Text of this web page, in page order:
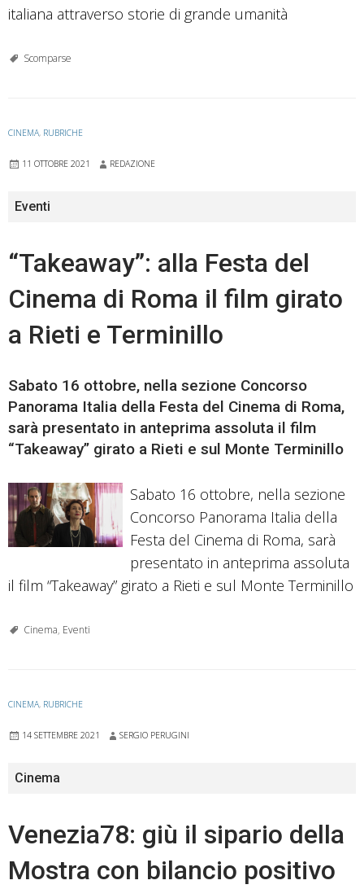
italiana attraverso storie di grande umanità
Scomparse
CINEMA, RUBRICHE
11 OTTOBRE 2021 REDAZIONE
Eventi
“Takeaway”: alla Festa del
Cinema di Roma il film girato
a Rieti e Terminillo
Sabato 16 ottobre, nella sezione Concorso
Panorama Italia della Festa del Cinema di Roma,
sarà presentato in anteprima assoluta il film
“Takeaway” girato a Rieti e sul Monte Terminillo
Sabato 16 ottobre, nella sezione
Concorso Panorama Italia della
Festa del Cinema di Roma, sarà
presentato in anteprima assoluta
il film “Takeaway” girato a Rieti e sul Monte Terminillo
Cinema, Eventi
CINEMA, RUBRICHE
14 SETTEMBRE 2021 SERGIO PERUGINI
Cinema
Venezia78: giù il sipario della
Mostra con bilancio positivo